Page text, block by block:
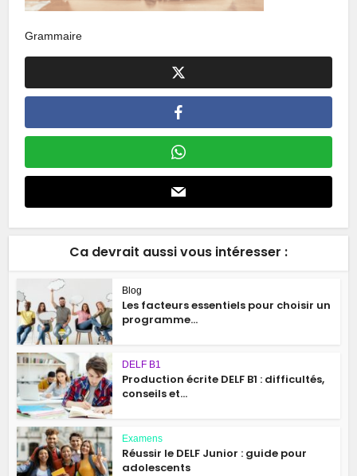
Grammaire
Ca devrait aussi vous intéresser :
Blog
Les facteurs essentiels pour choisir un
programme...
DELF B1
Production écrite DELF B1 : difficultés,
conseils et...
Examens
Réussir le DELF Junior : guide pour
adolescents